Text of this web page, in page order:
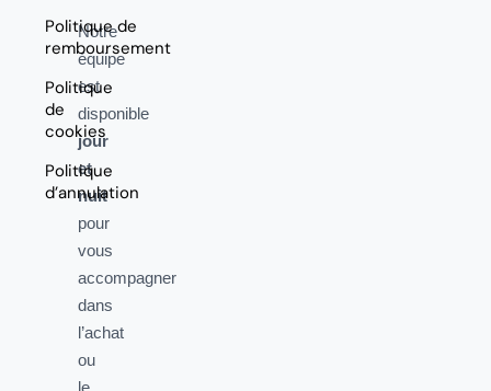
Politique de
remboursement
Politique
de
cookies
Politique
d’annulation
Notre
équipe
est
disponible
jour
et
nuit
pour
vous
accompagner
dans
l’achat
ou